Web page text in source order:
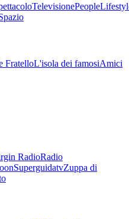
TelevisionePeople
FratelloL'isola dei famosiAmici
RadioRadio
SuperguidatvZuppa di